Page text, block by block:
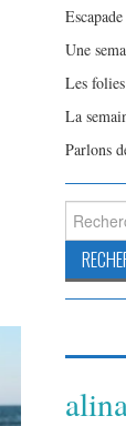
Une
Les
La
Parlons